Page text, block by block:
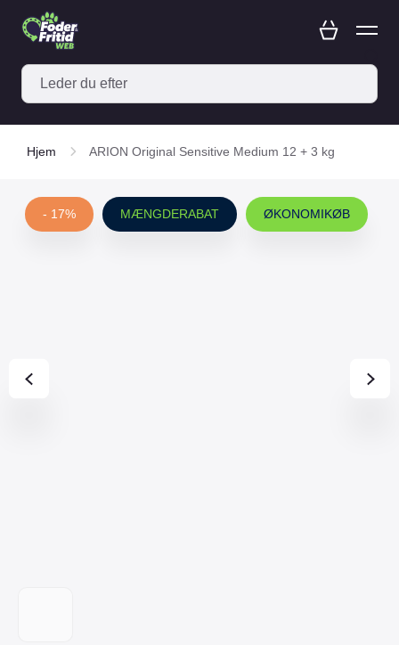
Hjem ARION Original Sensitive Medium 12 + 3 kg
- 17% MÆNGDERABAT ØKONOMIKØB